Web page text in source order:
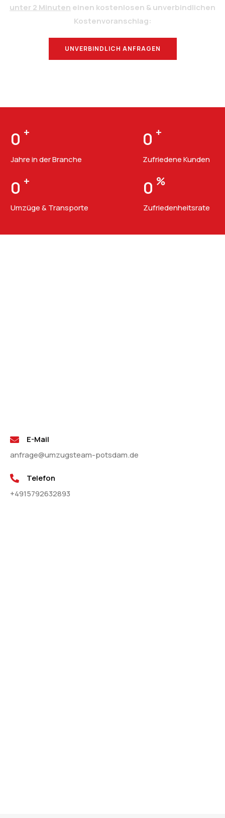
unter 2 Minuten einen kostenlosen & unverbindlichen
Kostenvoranschlag:
UNVERBINDLICH ANFRAGEN
0 +
Jahre in der Branche
0 +
Zufriedene Kunden
0 +
Umzüge & Transporte
0 %
Zufriedenheitsrate
E-Mail
anfrage@umzugsteam-potsdam.de
Telefon
+4915792632893